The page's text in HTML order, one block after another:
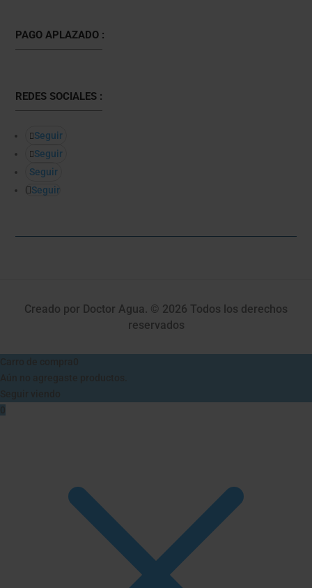
PAGO APLAZADO :
REDES SOCIALES :
Seguir
Seguir
Seguir
Seguir
Creado por Doctor Agua. © 2026 Todos los derechos
reservados